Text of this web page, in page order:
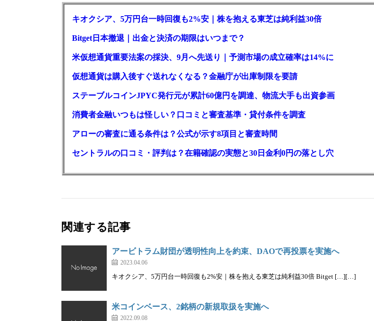
キオクシア、5万円台一時回復も2%安｜株を抱える東芝は純利益30倍
Bitget日本撤退｜出金と決済の期限はいつまで？
米仮想通貨重要法案の採決、9月へ先送り｜予測市場の成立確率は14%に
仮想通貨は購入後すぐ送れなくなる？金融庁が出庫制限を要請
ステーブルコインJPYC発行元が累計60億円を調達、物流大手も出資参画
消費者金融いつもは怪しい？口コミと審査基準・貸付条件を調査
アローの審査に通る条件は？公式が示す8項目と審査時間
セントラルの口コミ・評判は？在籍確認の実態と30日金利0円の落とし穴
関連する記事
アービトラム財団が透明性向上を約束、DAOで再投票を実施へ
2023.04.06
キオクシア、5万円台一時回復も2%安｜株を抱える東芝は純利益30倍 Bitget […][…]
米コインベース、2銘柄の新規取扱を実施へ
2022.09.08